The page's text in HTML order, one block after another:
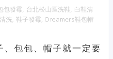
包發霉, 台北松山區洗鞋, 白鞋清
洗, 鞋子發霉, Dreamers鞋包帽
包包、帽子就一定要